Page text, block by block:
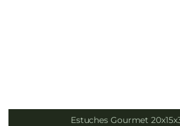
Estuches Gourmet